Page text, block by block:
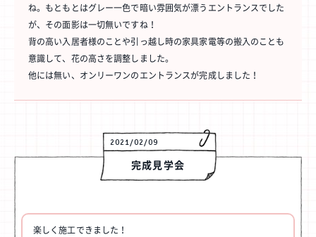
ね。もともとはグレー一色で暗い雰囲気が漂うエントランスでした
が、その面影は一切無いですね！
背の高い入居者様のことや引っ越し時の家具家電等の搬入のことも
意識して、花の高さを調整しました。
他には無い、オンリーワンのエントランスが完成しました！
2021/02/09
完成見学会
楽しく施工できました！